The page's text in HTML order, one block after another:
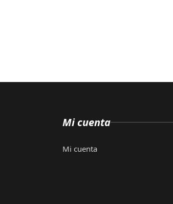
Mi cuenta
Mi cuenta